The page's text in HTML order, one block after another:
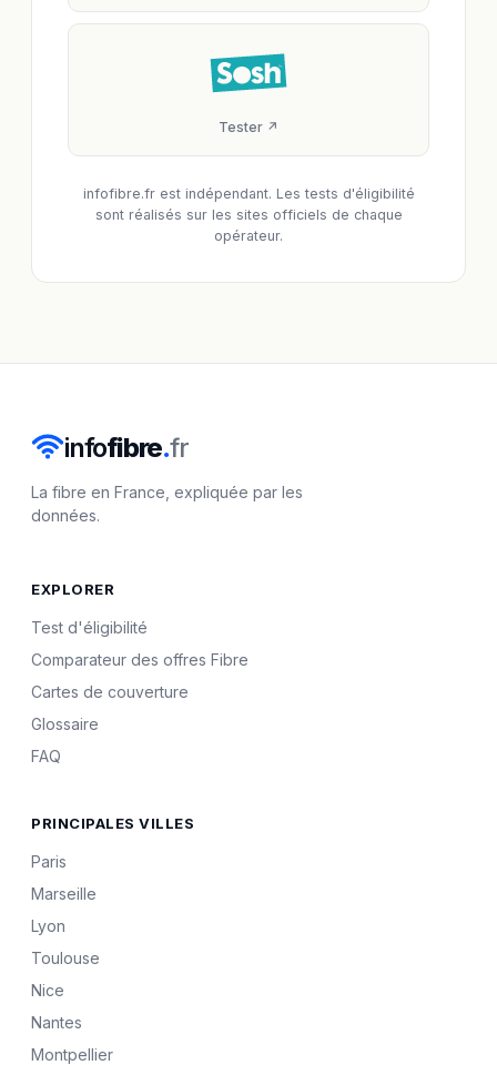
Tester ↗
infofibre.fr est indépendant. Les tests d'éligibilité
sont réalisés sur les sites officiels de chaque
opérateur.
infofibre.fr
La fibre en France, expliquée par les
données.
EXPLORER
Test d'éligibilité
Comparateur des offres Fibre
Cartes de couverture
Glossaire
FAQ
PRINCIPALES VILLES
Paris
Marseille
Lyon
Toulouse
Nice
Nantes
Montpellier